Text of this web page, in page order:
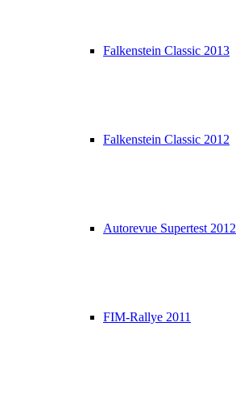
Falkenstein Classic 2013
Falkenstein Classic 2012
Autorevue Supertest 2012
FIM-Rallye 2011